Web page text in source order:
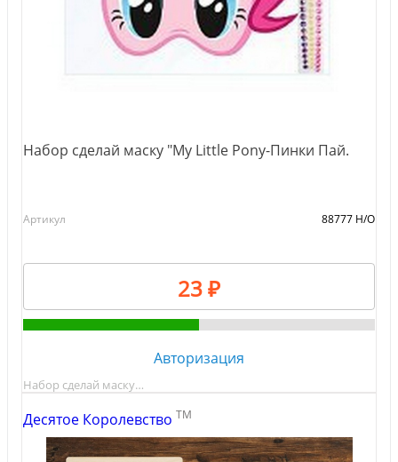
Набор сделай маску "My Little Pony-Пинки Пай.
Артикул 88777 Н/О
23 ₽
Авторизация
Набор сделай маску…
Десятое Королевство TM